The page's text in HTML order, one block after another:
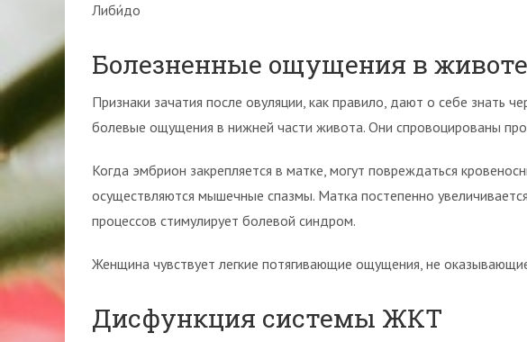
Либи́до
Болезненные ощущения в животе
Признаки зачатия после овуляции, как правило, дают о себе знать
болевые ощущения в нижней части живота. Они спровоцированы
Когда эмбрион закрепляется в матке, могут повреждаться
осуществляются мышечные спазмы. Матка постепенно
процессов стимулирует болевой синдром.
Женщина чувствует легкие потягивающие ощущения, не
Дисфункция системы ЖКТ